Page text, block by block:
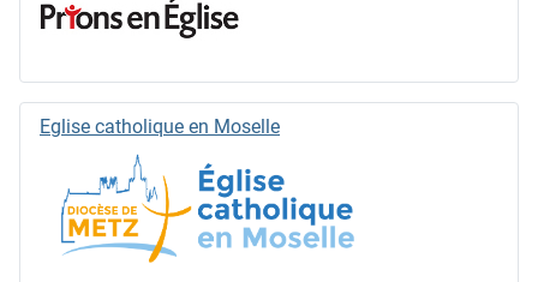
Eglise catholique en Moselle